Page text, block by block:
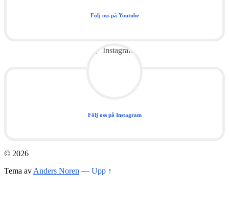
Följ oss på Youtube
Följ oss på Instagram
© 2026
Tema av Anders Noren — Upp ↑